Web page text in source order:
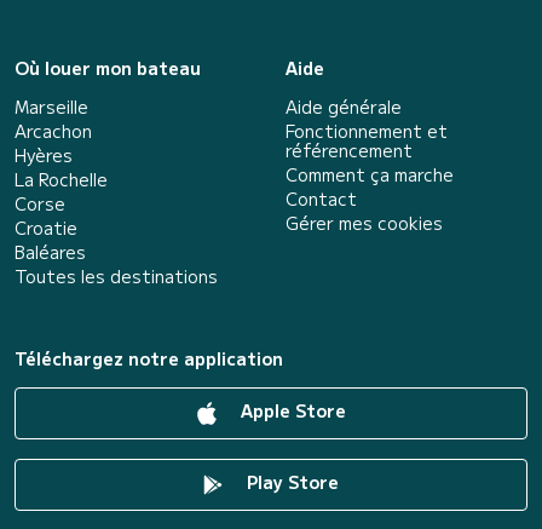
Où louer mon bateau
Marseille
Arcachon
Hyères
La Rochelle
Corse
Croatie
Baléares
Toutes les destinations
Aide
Aide générale
Fonctionnement et
référencement
Comment ça marche
Contact
Gérer mes cookies
Téléchargez notre application
Apple Store
Play Store